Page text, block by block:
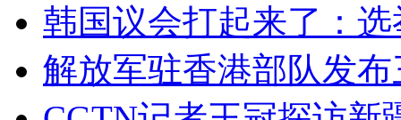
韩国议会打起来了：
解放军驻香港部队发